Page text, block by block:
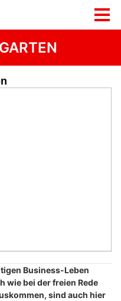
Business-Leben
wie bei der freien Rede
sind auch hier